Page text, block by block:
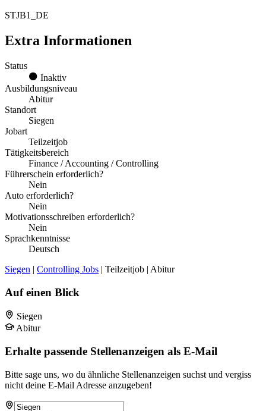
STJB1_DE
Extra Informationen
Status
Inaktiv
Ausbildungsniveau
Abitur
Standort
Siegen
Jobart
Teilzeitjob
Tätigkeitsbereich
Finance / Accounting / Controlling
Führerschein erforderlich?
Nein
Auto erforderlich?
Nein
Motivationsschreiben erforderlich?
Nein
Sprachkenntnisse
Deutsch
Siegen | Controlling Jobs | Teilzeitjob | Abitur
Auf einen Blick
Siegen
Abitur
Erhalte passende Stellenanzeigen als E-Mail
Bitte sage uns, wo du ähnliche Stellenanzeigen suchst und vergiss
nicht deine E-Mail Adresse anzugeben!